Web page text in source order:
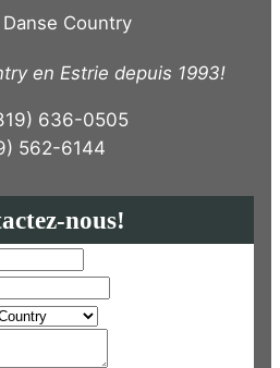
en Estrie depuis 1993!
636-0505
562-6144
nous!